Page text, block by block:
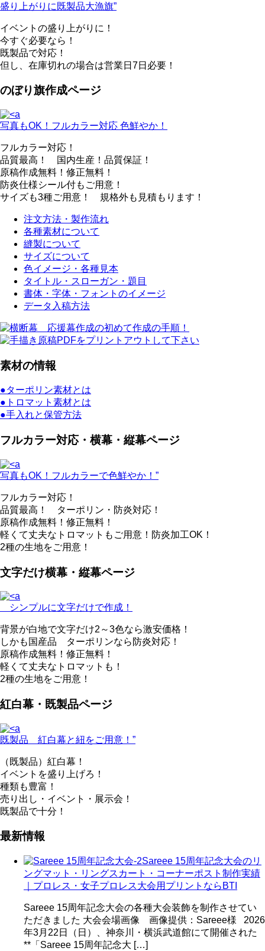
盛り上がりに既製品大漁旗”
イベントの盛り上がりに！
今すぐ必要なら！
既製品で対応！
但し、在庫切れの場合は営業日7日必要！
のぼり旗作成ページ
写真もOK！フルカラー対応 色鮮やか！
フルカラー対応！
品質最高！ 国内生産！品質保証！
原稿作成無料！修正無料！
防炎仕様シール付もご用意！
サイズも3種ご用意！ 規格外も見積もります！
注文方法・製作流れ
各種素材について
縫製について
サイズについて
色イメージ・各種見本
タイトル・スローガン・題目
書体・字体・フォントのイメージ
データ入稿方法
素材の情報
●ターポリン素材とは
●トロマット素材とは
●手入れと保管方法
フルカラー対応・横幕・縦幕ページ
写真もOK！フルカラーで色鮮やか！”
フルカラー対応！
品質最高！ ターポリン・防炎対応！
原稿作成無料！修正無料！
軽くて丈夫なトロマットもご用意！防炎加工OK！
2種の生地をご用意！
文字だけ横幕・縦幕ページ
シンプルに文字だけで作成！
背景が白地で文字だけ2～3色なら激安価格！
しかも国産品 ターポリンなら防炎対応！
原稿作成無料！修正無料！
軽くて丈夫なトロマットも！
2種の生地をご用意！
紅白幕・既製品ページ
既製品 紅白幕と紐をご用意！”
（既製品）紅白幕！
イベントを盛り上げろ！
種類も豊富！
売り出し・イベント・展示会！
既製品で十分！
最新情報
Sareee 15周年記念大会のリ
ングマット・リングスカート・コーナーポスト制作実績
｜プロレス・女子プロレス大会用プリントならBTI
Sareee 15周年記念大会の各種大会装飾を制作させてい
ただきました 大会会場画像 画像提供：Sareee様 2026
年3月22日（日）、神奈川・横浜武道館にて開催された
**「Sareee 15周年記念大 […]